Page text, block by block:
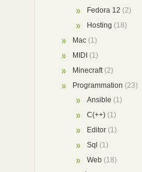
Fedora 12 (2)
Hosting (18)
Mac (1)
MIDI (1)
Minecraft (2)
Programmation (23)
Ansible (1)
C(++) (1)
Editor (1)
Sql (1)
Web (18)